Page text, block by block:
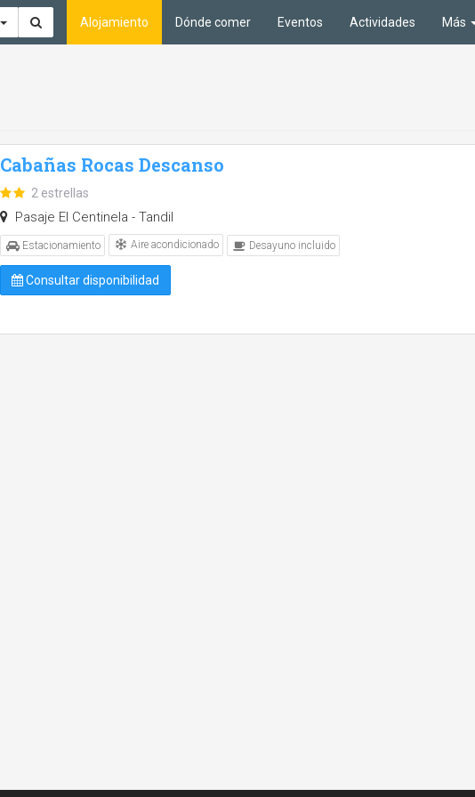
Alojamiento Dónde comer Eventos Actividades Más
Cabañas Rocas Descanso
2 estrellas
Pasaje El Centinela - Tandil
Estacionamiento Aire acondicionado Desayuno incluido
Consultar disponibilidad